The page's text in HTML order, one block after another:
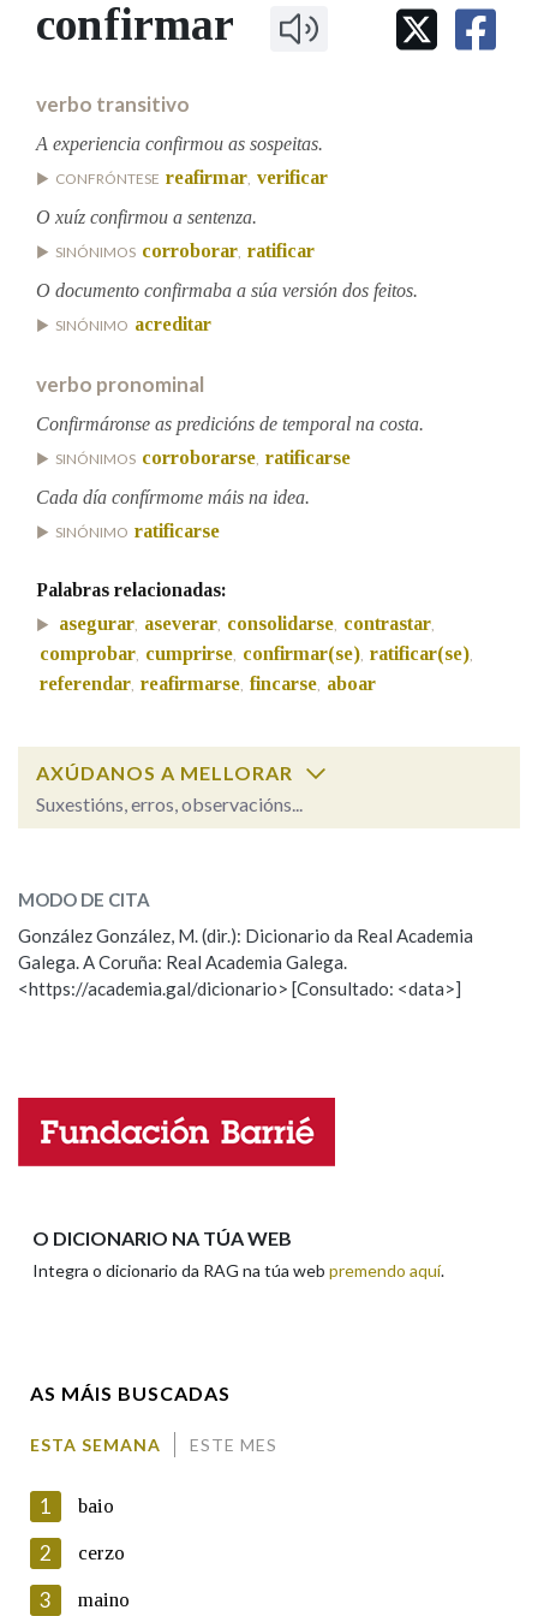
IDENTIDADE CORPORATIVA
MARCIAL DEL ADALID
FIGURAS HOMENAXEADAS
PRIMAVERA DAS LETRAS
PORTAL DAS PALABRAS
Facebook
TwitterYoutubeInstagram
Bluesky
BUSCAR NOS LEMAS
Remata por
Contén
BUSCAR NO CONTIDO
Nas definicións
Nos exemplos
Marcas gramaticais
LIMPAR
confirmar
verbo transitivo
A experiencia confirmou as sospeitas.
CONFRÓNTESE reafirmar, verificar
O xuíz confirmou a sentenza.
SINÓNIMOS corroborar, ratificar
O documento confirmaba a súa versión dos feitos.
SINÓNIMO acreditar
verbo pronominal
Confirmáronse as predicións de temporal na costa.
SINÓNIMOS corroborarse, ratificarse
Cada día confírmome máis na idea.
SINÓNIMO ratificarse
Palabras relacionadas:
asegurar, aseverar, consolidarse, contrastar,
comprobar, cumprirse, confirmar(se), ratificar(se),
referendar, reafirmarse, fincarse, aboar
AXÚDANOS A MELLORAR
Suxestións, erros, observacións...
ESCOLLE UNHA OPCIÓN:
Observación Hai un erro na palabra
Propoño mellorar a definición
Nome
MODO DE CITA
González González, M. (dir.): Dicionario da Real Academia
Galega. A Coruña: Real Academia Galega.
<https://academia.gal/dicionario> [Consultado: <data>]
O DICIONARIO NA TÚA WEB
Integra o dicionario da RAG na túa web premendo aquí.
AS MÁIS BUSCADAS
ESTA SEMANA ESTE MES
1 baio
2 cerzo
3 maino